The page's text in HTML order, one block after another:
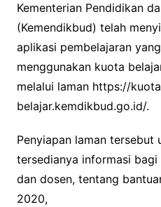
Kementerian Pendidikan
(Kemendikbud) telah
aplikasi pembelajaran
menggunakan kuota
melalui laman https://
belajar.kemdikbud.go.id/.
Penyiapan laman tersebut
tersedianya informasi bagi
dan dosen, tentang
2020,